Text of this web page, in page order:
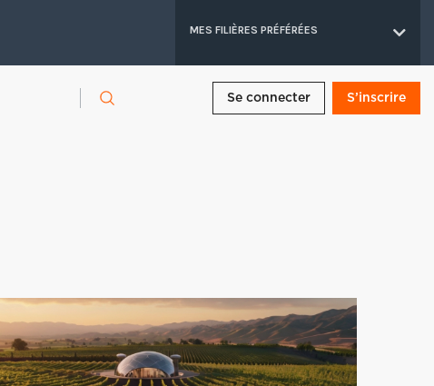
MES FILIÈRES PRÉFÉRÉES
Se connecter S’inscrire